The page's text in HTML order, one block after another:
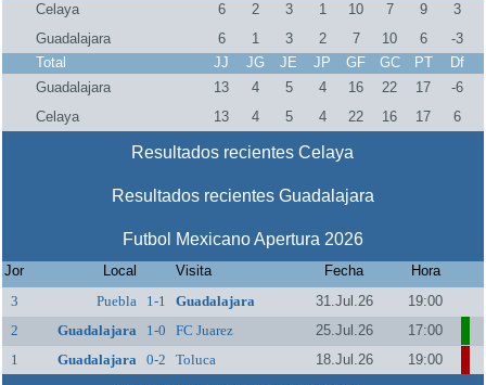
Celaya
6 2 3 1 10 7 9
3
Guadalajara
6 1 3 2 7 10 6
-3
Total
JJ JG JE JP GF GC PT
Df
Guadalajara
13 4 5 4 16 22 17
-6
Celaya
13 4 5 4 22 16 17 6
Resultados recientes Celaya
Resultados recientes Guadalajara
Futbol Mexicano Apertura 2026
Jor Local Visita Fecha
Hora
3
Puebla 1-1 Guadalajara 31.Jul.26
19:00
2
Guadalajara 1-0 FC Juarez 25.Jul.26
17:00
1
Guadalajara 0-2 Toluca 18.Jul.26 19:00